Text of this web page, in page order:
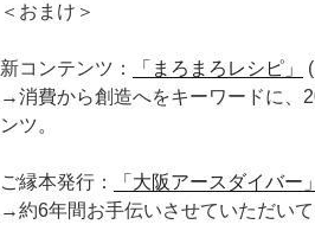
＜おまけ＞
新コンテンツ： 「まろまろレシピ」
→消費から創造へをキーワードに、
ンツ。
ご縁本発行： 「大阪アースダイバー」
→約6年間お手伝いさせていただいて